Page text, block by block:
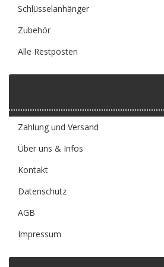
Schlüsselanhänger
Zubehör
Alle Restposten
Zahlung und Versand
Über uns & Infos
Kontakt
Datenschutz
AGB
Impressum